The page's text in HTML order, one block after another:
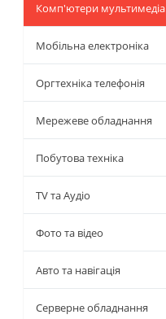
Комп'ютери мультимедіа
Мобільна електроніка
Оргтехніка телефонія
Мережеве обладнання
Побутова техніка
TV та Аудіо
Фото та відео
Авто та навігація
Серверне обладнання